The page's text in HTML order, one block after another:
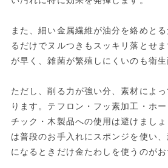
また、細い金属繊維が油分を絡めと
るだけでヌルつきもスッキリ落とせ
が早く、雑菌が繁殖しにくいのも衛生
ただし、削る力が強い分、素材によ
ります。テフロン・フッ素加工・ホ
チック・木製品への使用は避けまし
は普段のお手入れにスポンジを使い
になるときだけ金たわしを使うのがお